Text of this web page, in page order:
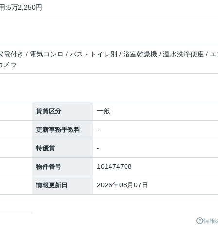
:5万2,250円
付き / 電気コンロ / バス・トイレ別 / 浴室乾燥機 / 温水洗浄便座 / エ
メラ
賃貸区分 一般
更新事務手数料 -
特優賃 -
物件番号 101474708
情報更新日 2026年08月07日
情報